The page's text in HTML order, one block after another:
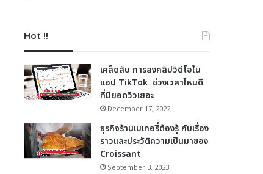
Hot !!
เคล็ดลับ การลงคลิปวิดีโอใน
แอป TikTok ช่วงเวลาไหนดี
ที่มียอดวิวเยอะ
December 17, 2022
ธุรกิจร้านเบเกอรี่ต้องรู้ กับเรื่อง
ราวและประวัติความเป็นมาของ
Croissant
September 3, 2023